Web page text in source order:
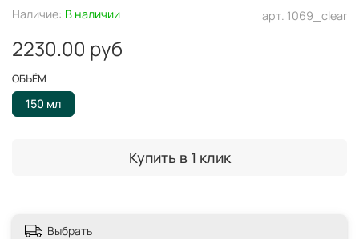
арт. 1069_clear
Наличие: В наличии
2230.00 руб
Купить в 1 клик
ОБЪЁМ
150 мл
Выбрать